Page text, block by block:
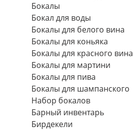
Бокалы
Бокал для воды
Бокалы для белого вина
Бокалы для коньяка
Бокалы для красного вина
Бокалы для мартини
Бокалы для пива
Бокалы для шампанского
Набор бокалов
Барный инвентарь
Бирдекели